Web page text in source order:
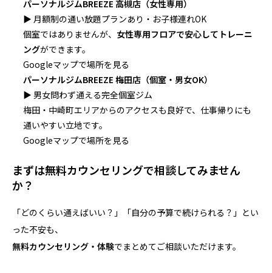
パーソナルジムBREEZE 高槻店（女性専用）
▶ 月額制の通い放題プランあり・お子様連れOK
個室ではありませんが、 女性専用フロアで安心してトレーニ
ングができます。
Googleマップで場所を見る
パーソナルジムBREEZE 梅田店（個室・男女OK）
▶ 男女問わず通える完全個室ジム
梅田・中崎町エリアからのアクセスも良好で、仕事帰りにも
通いやすい立地です。
Googleマップで場所を見る
まずは無料カウンセリングで相談してみません
か？
「どのくらい通えばいい？」「自分の予算で続けられる？」とい
った不安も、
無料カウンセリング・体験でまとめてご相談いただけます。